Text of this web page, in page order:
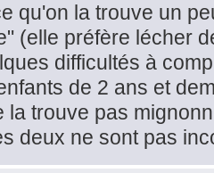
qu'on la trouve un
(elle préfère lécher
difficultés à
de 2 ans et
la trouve pas
deux ne sont pas